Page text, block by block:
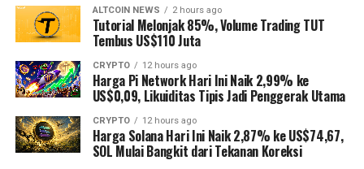
ALTCOIN NEWS 2 hours ago
Tutorial Melonjak 85%, Volume Trading TUT
Tembus US$110 Juta
CRYPTO 12 hours ago
Harga Pi Network Hari Ini Naik 2,99% ke
US$0,09, Likuiditas Tipis Jadi Penggerak Utama
CRYPTO 12 hours ago
Harga Solana Hari Ini Naik 2,87% ke US$74,67,
SOL Mulai Bangkit dari Tekanan Koreksi